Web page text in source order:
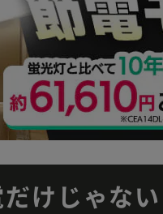
けじゃな